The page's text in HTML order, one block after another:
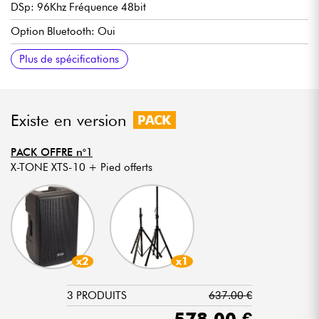
DSp: 96Khz Fréquence 48bit
Option Bluetooth: Oui
Type d'amplification: LF Class D HF Class B
Puissance d'amplification: LF175w + Hf75 W rms
Puissance de crête: LF310W + HF150W rms
THD: 0.05%
Crossover: 2.3khz
Dimensions: 365x365x565mm
Poids: 10.6kg
Plus de spécifications
Existe en version PACK
PACK OFFRE n°1
X-TONE XTS-10 + Pied offerts
x2 x1
3 PRODUITS 637.00 €